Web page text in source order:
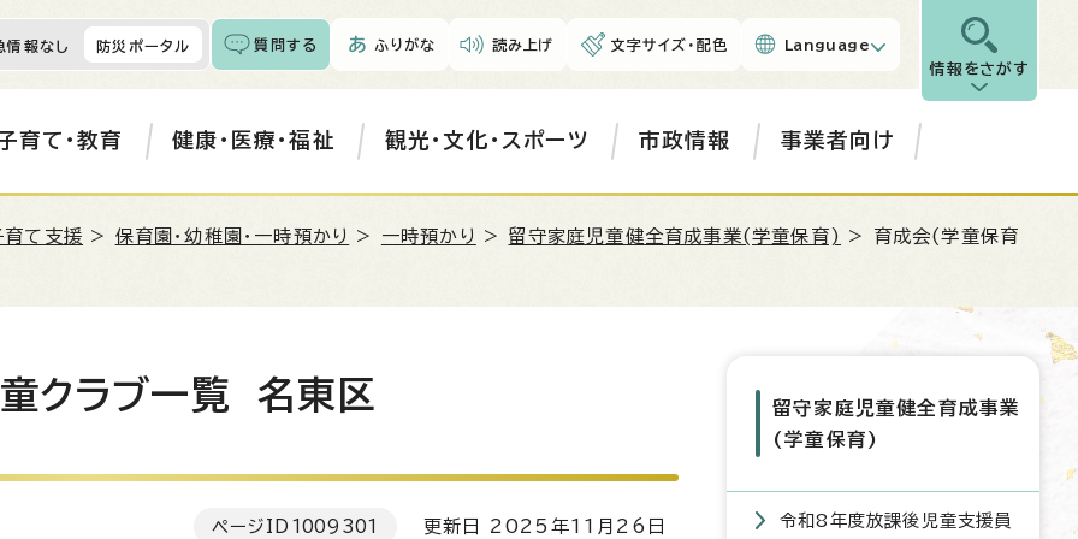
情報なし 防災ポータル 質問する ふりがな 読み上げ 文字サイズ・配色 Language
情報をさがす
育て・教育 健康・医療・福祉 観光・文化・スポーツ 市政情報 事業者向け
育て支援 > 保育園・幼稚園・一時預かり > 一時預かり > 留守家庭児童健全育成事業(学童保育) > 育成会(学童保育
クラブ一覧 名東区
ページID 1009301 更新日 2025年11月26日
留守家庭児童健全育成事業
(学童保育)
令和8年度放課後児童支援員